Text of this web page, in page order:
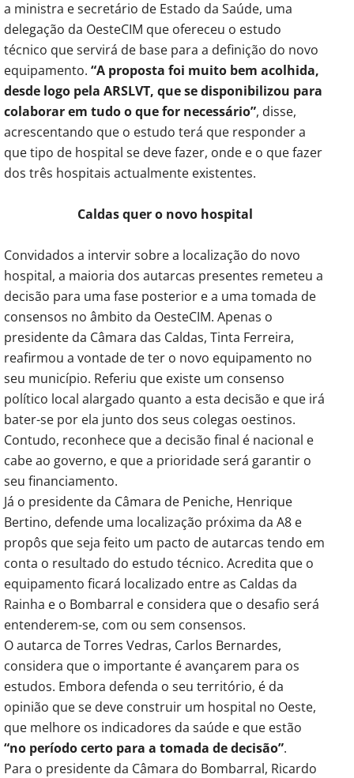
a ministra e secretário de Estado da Saúde, uma
delegação da OesteCIM que ofereceu o estudo
técnico que servirá de base para a definição do novo
equipamento. “A proposta foi muito bem acolhida,
desde logo pela ARSLVT, que se disponibilizou para
colaborar em tudo o que for necessário”, disse,
acrescentando que o estudo terá que responder a
que tipo de hospital se deve fazer, onde e o que fazer
dos três hospitais actualmente existentes.
Caldas quer o novo hospital
Convidados a intervir sobre a localização do novo
hospital, a maioria dos autarcas presentes remeteu a
decisão para uma fase posterior e a uma tomada de
consensos no âmbito da OesteCIM. Apenas o
presidente da Câmara das Caldas, Tinta Ferreira,
reafirmou a vontade de ter o novo equipamento no
seu município. Referiu que existe um consenso
político local alargado quanto a esta decisão e que irá
bater-se por ela junto dos seus colegas oestinos.
Contudo, reconhece que a decisão final é nacional e
cabe ao governo, e que a prioridade será garantir o
seu financiamento.
Já o presidente da Câmara de Peniche, Henrique
Bertino, defende uma localização próxima da A8 e
propôs que seja feito um pacto de autarcas tendo em
conta o resultado do estudo técnico. Acredita que o
equipamento ficará localizado entre as Caldas da
Rainha e o Bombarral e considera que o desafio será
entenderem-se, com ou sem consensos.
O autarca de Torres Vedras, Carlos Bernardes,
considera que o importante é avançarem para os
estudos. Embora defenda o seu território, é da
opinião que se deve construir um hospital no Oeste,
que melhore os indicadores da saúde e que estão
“no período certo para a tomada de decisão”.
Para o presidente da Câmara do Bombarral, Ricardo